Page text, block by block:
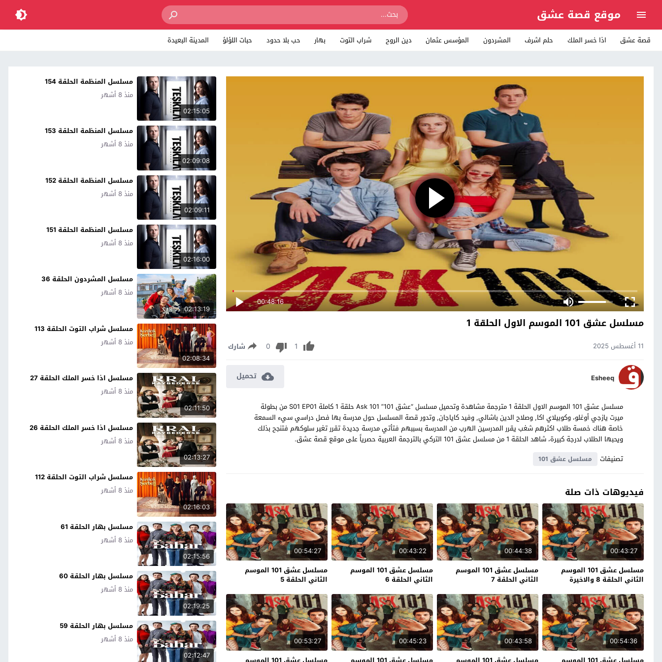
موقع قصة عشق
قصة عشق اذا خسر الملك حلم اشرف المشردون المؤسس عثمان دين الروح شراب التوت بهار حب بلا حدود حبات اللؤلؤ المدينة البعيدة
00:48:16
مسلسل عشق 101 الموسم الاول الحلقة 1
11 أغسطس 2025 1
0 شارك
Esheeq تحميل
مسلسل عشق 101 الموسم الاول الحلقة 1 مترجمة مشاهدة وتحميل مسلسل “عشق 101” Ask 101 حلقة 1 كاملة S01 EP01 من بطولة
ميرت يازجي أوغلو، وكوبيلاي اكا, وصلاح الدين باشالي, وفيد كاياجان, وتدور قصة المسلسل حول مدرسة بها فصل دراسي سيء السمعة
خاصة هناك خمسة طلاب اكثرهم شغب يقرر المدرسين الهرب من المدرسة بسببهم فتأتي مدرسة جديدة تقرر تغير سلوكهم فتنجح بذلك
ويحبها الطلاب لدرجة كبيرة، شاهد الحلقة 1 من مسلسل عشق 101 التركي بالترجمة العربية حصرياً على موقع قصة عشق.
تصنيفات
مسلسل عشق 101
فيديوهات ذات صلة
00:43:27
مسلسل عشق 101 الموسم
الثاني الحلقة 8 والاخيرة
00:44:38
مسلسل عشق 101 الموسم
الثاني الحلقة 7
00:43:22
مسلسل عشق 101 الموسم
الثاني الحلقة 6
00:54:27
مسلسل عشق 101 الموسم
الثاني الحلقة 5
00:54:36
00:43:58
00:45:23
00:53:27
02:15:05
مسلسل المنظمة الحلقة 154
منذ 8 أشهر
02:09:08
مسلسل المنظمة الحلقة 153
منذ 8 أشهر
02:09:11
مسلسل المنظمة الحلقة 152
منذ 8 أشهر
02:16:00
مسلسل المنظمة الحلقة 151
منذ 8 أشهر
02:13:19
مسلسل المشردون الحلقة 36
منذ 8 أشهر
02:08:34
مسلسل شراب التوت الحلقة 113
منذ 8 أشهر
02:11:50
مسلسل اذا خسر الملك الحلقة 27
منذ 8 أشهر
02:13:27
مسلسل اذا خسر الملك الحلقة 26
منذ 8 أشهر
02:16:03
مسلسل شراب التوت الحلقة 112
منذ 8 أشهر
02:15:56
مسلسل بهار الحلقة 61
منذ 8 أشهر
02:19:25
مسلسل بهار الحلقة 60
منذ 8 أشهر
02:12:47
مسلسل بهار الحلقة 59
منذ 8 أشهر